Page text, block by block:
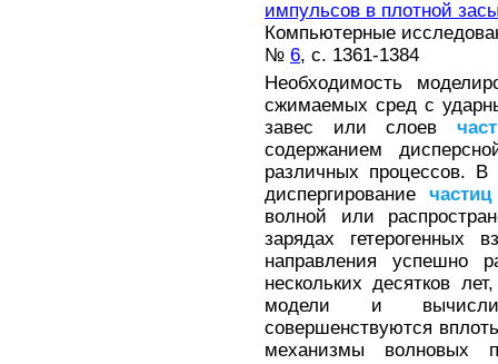
импульсов в плотной
Компьютерные
№ 6, с. 1361-1384
Необходимость
сжимаемых сред с
завес или слоев
содержанием
различных процессов. В
диспергирование частиц
волной или
зарядах гетерогенных
направления успешно
нескольких десятков
модели и
совершенствуются
механизмы волновых